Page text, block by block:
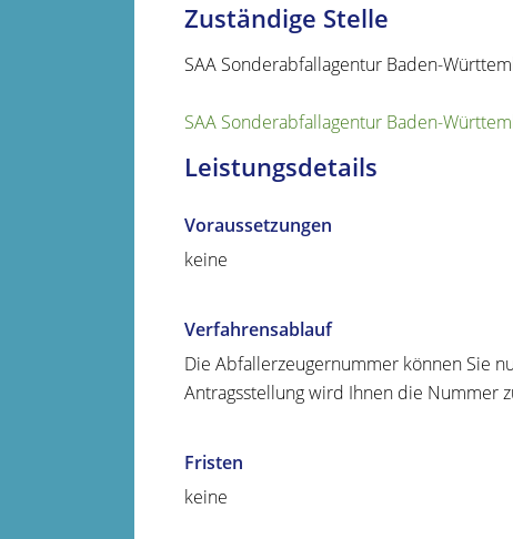
Zuständige Stelle
SAA Sonderabfallagentur Baden-
SAA Sonderabfallagentur Baden-
Leistungsdetails
Voraussetzungen
keine
Verfahrensablauf
Die Abfallerzeugernummer können Sie
Antragsstellung wird Ihnen die Nummer
Fristen
keine